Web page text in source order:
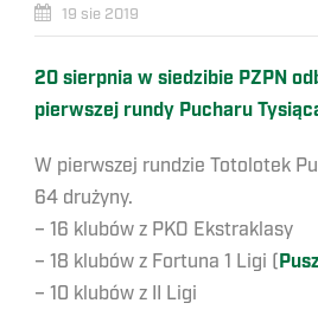
19 sie 2019
20 sierpnia w siedzibie PZPN
pierwszej rundy Pucharu
W pierwszej rundzie Totolotek
64 drużyny.
– 16 klubów z PKO Ekstraklasy
– 18 klubów z Fortuna 1 Ligi (
– 10 klubów z II Ligi